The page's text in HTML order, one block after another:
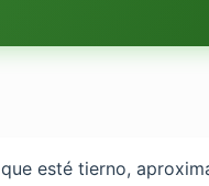
esté tierno,